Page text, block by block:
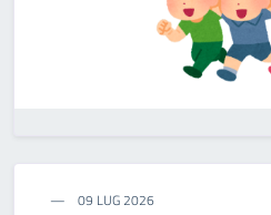
09 LUG 2026